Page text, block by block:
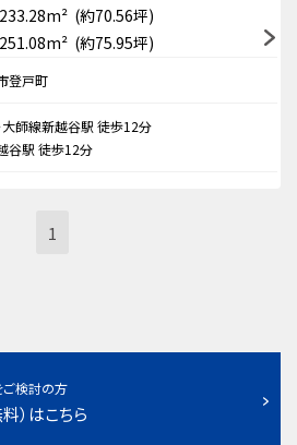
(約70.56坪)
(約75.95坪)
登戸町
大師線新越谷駅 徒歩12分
谷駅 徒歩12分
1
検討の方
）はこちら